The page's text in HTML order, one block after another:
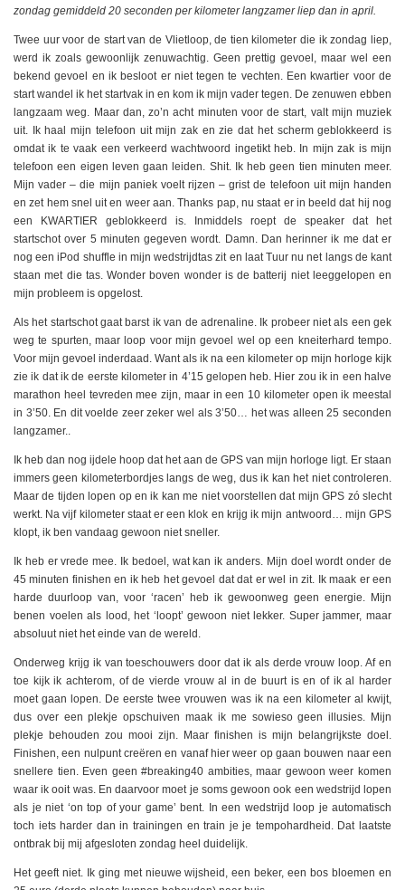
zondag gemiddeld 20 seconden per kilometer langzamer liep dan in april.
Twee uur voor de start van de Vlietloop, de tien kilometer die ik zondag liep,
werd ik zoals gewoonlijk zenuwachtig. Geen prettig gevoel, maar wel een
bekend gevoel en ik besloot er niet tegen te vechten. Een kwartier voor de
start wandel ik het startvak in en kom ik mijn vader tegen. De zenuwen ebben
langzaam weg. Maar dan, zo’n acht minuten voor de start, valt mijn muziek
uit. Ik haal mijn telefoon uit mijn zak en zie dat het scherm geblokkeerd is
omdat ik te vaak een verkeerd wachtwoord ingetikt heb. In mijn zak is mijn
telefoon een eigen leven gaan leiden. Shit. Ik heb geen tien minuten meer.
Mijn vader – die mijn paniek voelt rijzen – grist de telefoon uit mijn handen
en zet hem snel uit en weer aan. Thanks pap, nu staat er in beeld dat hij nog
een KWARTIER geblokkeerd is. Inmiddels roept de speaker dat het
startschot over 5 minuten gegeven wordt. Damn. Dan herinner ik me dat er
nog een iPod shuffle in mijn wedstrijdtas zit en laat Tuur nu net langs de kant
staan met die tas. Wonder boven wonder is de batterij niet leeggelopen en
mijn probleem is opgelost.
Als het startschot gaat barst ik van de adrenaline. Ik probeer niet als een gek
weg te spurten, maar loop voor mijn gevoel wel op een kneiterhard tempo.
Voor mijn gevoel inderdaad. Want als ik na een kilometer op mijn horloge kijk
zie ik dat ik de eerste kilometer in 4’15 gelopen heb. Hier zou ik in een halve
marathon heel tevreden mee zijn, maar in een 10 kilometer open ik meestal
in 3’50. En dit voelde zeer zeker wel als 3’50… het was alleen 25 seconden
langzamer..
Ik heb dan nog ijdele hoop dat het aan de GPS van mijn horloge ligt. Er staan
immers geen kilometerbordjes langs de weg, dus ik kan het niet controleren.
Maar de tijden lopen op en ik kan me niet voorstellen dat mijn GPS zó slecht
werkt. Na vijf kilometer staat er een klok en krijg ik mijn antwoord… mijn GPS
klopt, ik ben vandaag gewoon niet sneller.
Ik heb er vrede mee. Ik bedoel, wat kan ik anders. Mijn doel wordt onder de
45 minuten finishen en ik heb het gevoel dat dat er wel in zit. Ik maak er een
harde duurloop van, voor ‘racen’ heb ik gewoonweg geen energie. Mijn
benen voelen als lood, het ‘loopt’ gewoon niet lekker. Super jammer, maar
absoluut niet het einde van de wereld.
Onderweg krijg ik van toeschouwers door dat ik als derde vrouw loop. Af en
toe kijk ik achterom, of de vierde vrouw al in de buurt is en of ik al harder
moet gaan lopen. De eerste twee vrouwen was ik na een kilometer al kwijt,
dus over een plekje opschuiven maak ik me sowieso geen illusies. Mijn
plekje behouden zou mooi zijn. Maar finishen is mijn belangrijkste doel.
Finishen, een nulpunt creëren en vanaf hier weer op gaan bouwen naar een
snellere tien. Even geen #breaking40 ambities, maar gewoon weer komen
waar ik ooit was. En daarvoor moet je soms gewoon ook een wedstrijd lopen
als je niet ‘on top of your game’ bent. In een wedstrijd loop je automatisch
toch iets harder dan in trainingen en train je je tempohardheid. Dat laatste
ontbrak bij mij afgesloten zondag heel duidelijk.
Het geeft niet. Ik ging met nieuwe wijsheid, een beker, een bos bloemen en